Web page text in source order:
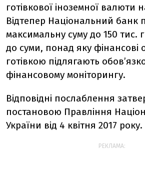
готівкової іноземної валюти
Відтепер Національний банк
максимальну суму до 150 тис.
до суми, понад яку фінансові
готівкою підлягають
фінансовому моніторингу.
Відповідні послаблення
постановою Правління
України від 4 квітня 2017 року.
РЕКЛАМА: